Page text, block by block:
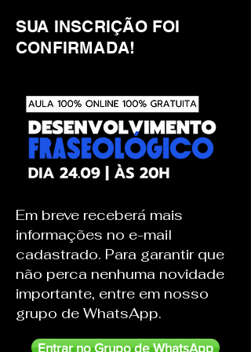
SUA INSCRIÇÃO FOI
CONFIRMADA!
Em breve receberá mais
informações no e-mail
cadastrado. Para garantir que
não perca nenhuma novidade
importante, entre em nosso
grupo de WhatsApp.
Entrar no Grupo de WhatsApp